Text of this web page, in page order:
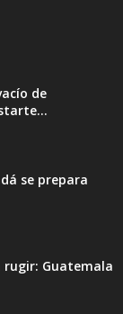
de
se prepara
rugir: Guatemala